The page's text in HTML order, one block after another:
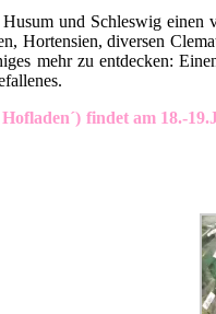
und Schleswig
Hortensien, diversen
mehr zu entdecken:
findet am 18.-